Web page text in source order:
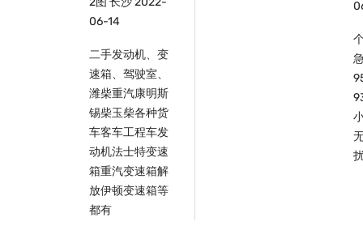
06-14
二手发动机、变
速箱、驾驶室、
潍柴重汽康明斯
锡柴玉柴各种货
车客车工程车发
动机法士特变速
箱重汽变速箱解
放伊顿变速箱等
都有